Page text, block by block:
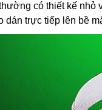
có thiết kế
dán trực tiếp lên bề